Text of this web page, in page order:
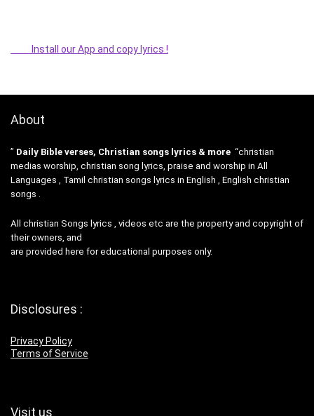
Install our App and copy lyrics !
About
” Daily Bible verses, Christian songs lyrics & more “christian
medias worship, christian song lyrics, praise and worship in All
Languages , Tamil christian songs lyrics in English , English christian
songs .
All christian Songs lyrics , videos etc are the property and copyright of
their owners, and
are provided here for educational purposes only.
Disclosures :
Privacy Policy
Terms of Service
Visit us